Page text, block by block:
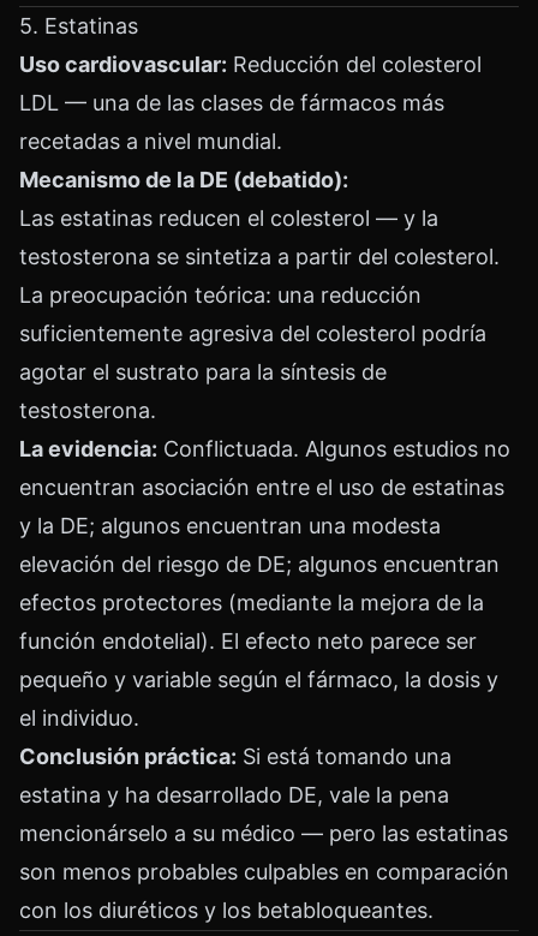
5. Estatinas
Uso cardiovascular: Reducción del colesterol
LDL — una de las clases de fármacos más
recetadas a nivel mundial.
Mecanismo de la DE (debatido):
Las estatinas reducen el colesterol — y la
testosterona se sintetiza a partir del colesterol.
La preocupación teórica: una reducción
suficientemente agresiva del colesterol podría
agotar el sustrato para la síntesis de
testosterona.
La evidencia: Conflictuada. Algunos estudios no
encuentran asociación entre el uso de estatinas
y la DE; algunos encuentran una modesta
elevación del riesgo de DE; algunos encuentran
efectos protectores (mediante la mejora de la
función endotelial). El efecto neto parece ser
pequeño y variable según el fármaco, la dosis y
el individuo.
Conclusión práctica: Si está tomando una
estatina y ha desarrollado DE, vale la pena
mencionárselo a su médico — pero las estatinas
son menos probables culpables en comparación
con los diuréticos y los betabloqueantes.